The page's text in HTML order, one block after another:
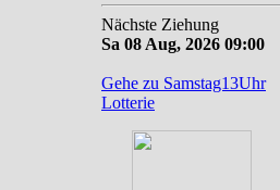
Nächste Ziehung
Sa 08 Aug, 2026 09:00
Gehe zu Samstag13Uhr
Lotterie